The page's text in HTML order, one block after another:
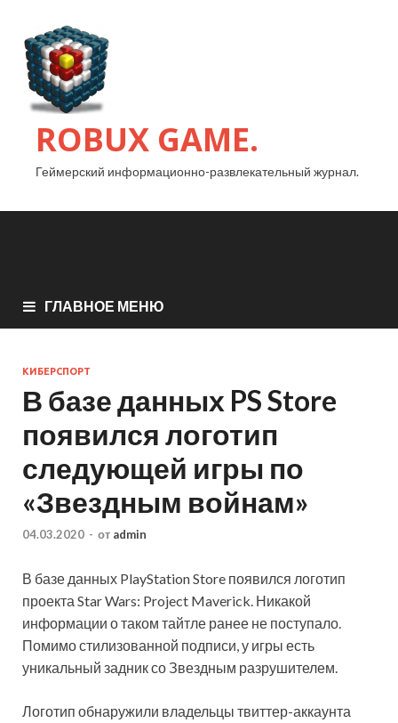
ROBUX GAME.
Геймерский информационно-развлекательный журнал.
ГЛАВНОЕ МЕНЮ
КИБЕРСПОРТ
В базе данных PS Store
появился логотип
следующей игры по
«Звездным войнам»
04.03.2020 - от admin
В базе данных PlayStation Store появился логотип
проекта Star Wars: Project Maverick. Никакой
информации о таком тайтле ранее не поступало.
Помимо стилизованной подписи, у игры есть
уникальный задник со Звездным разрушителем.
Логотип обнаружили владельцы твиттер-аккаунта